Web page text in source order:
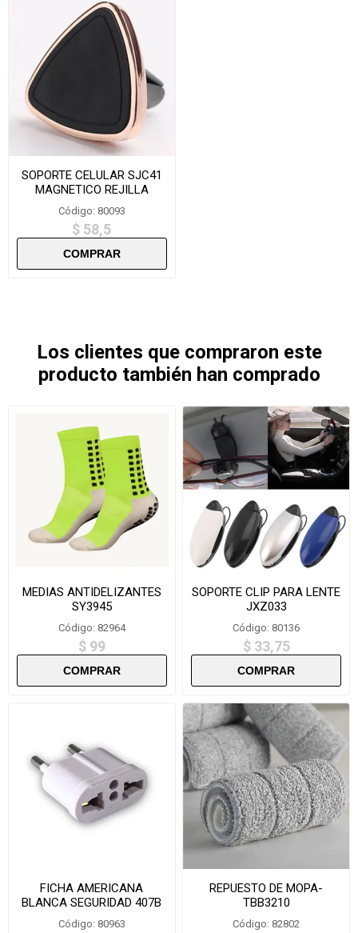
SOPORTE CELULAR SJC41
MAGNETICO REJILLA
Código: 80093
$ 58,5
Los clientes que compraron este
producto también han comprado
MEDIAS ANTIDELIZANTES
SY3945
Código: 82964
$ 99
SOPORTE CLIP PARA LENTE
JXZ033
Código: 80136
$ 33,75
FICHA AMERICANA
BLANCA SEGURIDAD 407B
Código: 80963
REPUESTO DE MOPA-
TBB3210
Código: 82802